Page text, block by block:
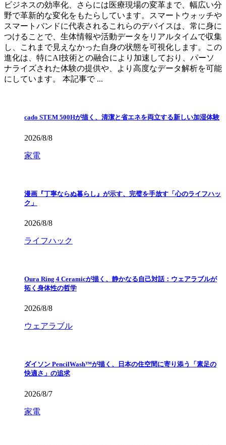
ビジネスの効率化、さらには医療現場の変革まで、幅広い分
野で革新的な変化をもたらしています。スマートウォッチや
スマートバンドに代表されるこれらのデバイスは、常に身に
つけることで、生体情報や活動データをリアルタイムで収集
し、これまで見えなかった自身の状態を可視化します。この
進化は、特にAI技術との融合により加速しており、パーソ
ナライズされた体験の提供や、より高度なデータ解析を可能
にしています。 本記事で ...
cado STEM 500Hが描く、清潔と省エネを両立する新しい加湿体験
2026/8/8
家電
漫画『丁寧ならぬ暮らし』が示す、完璧を手放す「心のライフハッ
ク」
2026/8/8
ライフハック
Oura Ring 4 Ceramicが描く、静かなる自己対話：ウェアラブルが
拓く身体性の哲学
2026/8/8
ウェアラブル
ダイソン PencilWash™が描く、日本の住空間に寄り添う「素足の
快適さ」の追求
2026/8/7
家電